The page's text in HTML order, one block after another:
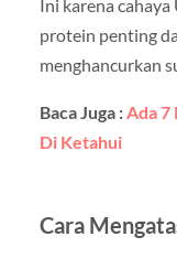
Ini karena
protein penting
menghancurkan
Baca Juga :Ada 7
Di Ketahui
Cara